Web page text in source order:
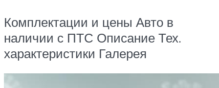
Комплектации и цены Авто в
наличии с ПТС Описание Тех.
характеристики Галерея